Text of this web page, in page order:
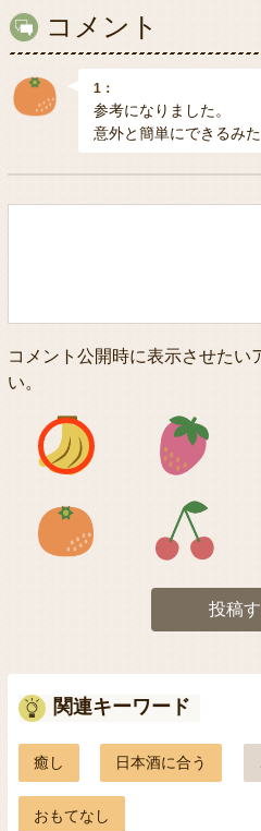
コメント
1：
参考になりました。
意外と簡単にできるみ
コメント公開時に表示させたい
い。
アイコン1
アイコン5
投稿
関連キーワード
癒し 日本酒に合う
おもてなし